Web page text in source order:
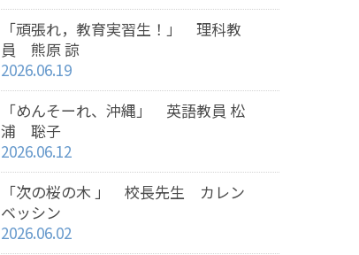
「頑張れ，教育実習生！」 理科教
員 熊原 諒
2026.06.19
「めんそーれ、沖縄」 英語教員 松
浦 聡子
2026.06.12
「次の桜の木 」 校長先生 カレン
ベッシン
2026.06.02